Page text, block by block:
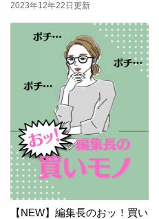
2023年12年22日更新
【NEW】編集長のおッ！買い